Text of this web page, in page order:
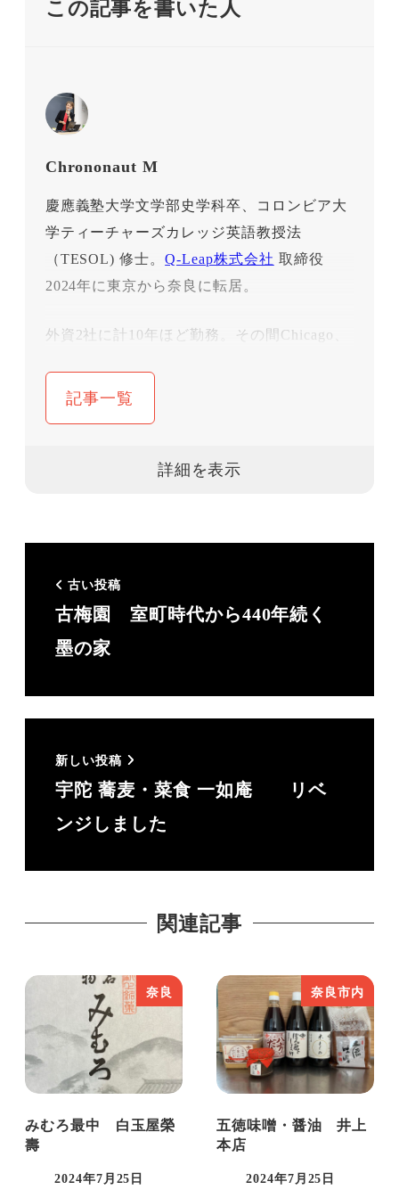
この記事を書いた人
Chrononaut M
慶應義塾大学文学部史学科卒、コロンビア大
学ティーチャーズカレッジ英語教授法
（TESOL) 修士。Q-Leap株式会社 取締役
2024年に東京から奈良に転居。
外資2社に計10年ほど勤務。その間Chicago、
一旦仕事を離れ、10年間の専業主婦時代を過
ビア大学ティーチャーズカレッジでTESOLを
2014年にビジネス英語研修会社 Q-Leap を愛
在も手がけている。Q-Leapは今年設立10年を
迎えた。「明日の日本代表に真の英語力
可能になり、残りの人生は好きなところに住
んで好きな仕事をすることに。2024年夏に奈
人に奈良の魅力を知ってもらいたく
現在は奈良と東京の2拠点で活動中。奈良8
王。。。書いているときりがない。
記事一覧
古い投稿
古梅園 室町時代から440年続く
墨の家
新しい投稿
宇陀 蕎麦・菜食 一如庵 リベ
ンジしました
関連記事
奈良
みむろ最中 白玉屋榮
壽
投稿日
2024年7月25日
奈良市内
五徳味噌・醤油 井上
本店
投稿日
2024年7月25日